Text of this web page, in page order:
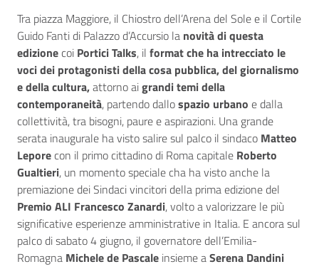
Tra piazza Maggiore, il Chiostro dell’Arena del Sole e il Cortile
Guido Fanti di Palazzo d’Accursio la novità di questa
edizione coi Portici Talks, il format che ha intrecciato le
voci dei protagonisti della cosa pubblica, del giornalismo
e della cultura,attorno aigrandi temi della
contemporaneità, partendo dallospazio urbano e dalla
collettività, tra bisogni, paure e aspirazioni. Una grande
serata inaugurale ha visto salire sul palco il sindaco Matteo
Lepore con il primo cittadino di Roma capitale Roberto
Gualtieri, un momento speciale cha ha visto anche la
premiazione dei Sindaci vincitori della prima edizione del
Premio ALI Francesco Zanardi, volto a valorizzare le più
significative esperienze amministrative in Italia. E ancora sul
palco di sabato 4 giugno, il governatore dell’Emilia-
Romagna Michele de Pascale insieme aSerena Dandini